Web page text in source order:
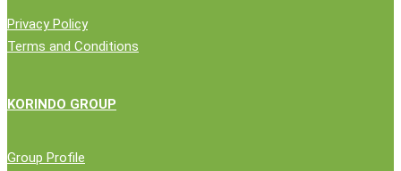
Privacy Policy
Terms and Conditions
KORINDO GROUP
Group Profile